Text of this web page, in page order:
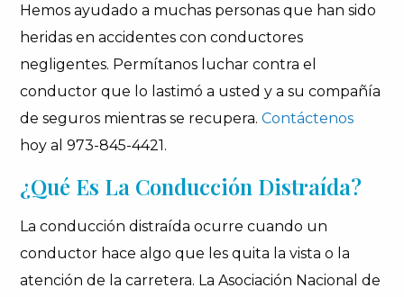
Hemos ayudado a muchas personas que han sido
heridas en accidentes con conductores
negligentes. Permítanos luchar contra el
conductor que lo lastimó a usted y a su compañía
de seguros mientras se recupera.Contáctenos
hoy al 973-845-4421.
¿Qué Es La Conducción Distraída?
La conducción distraída ocurre cuando un
conductor hace algo que les quita la vista o la
atención de la carretera. La Asociación Nacional de